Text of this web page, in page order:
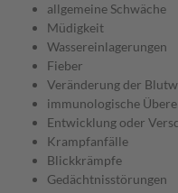
allgemeine Schwäche
Müdigkeit
Wassereinlagerungen
Fieber
Veränderung der
immunologische
Entwicklung oder
Krampfanfälle
Blickkrämpfe
Gedächtnisstörungen